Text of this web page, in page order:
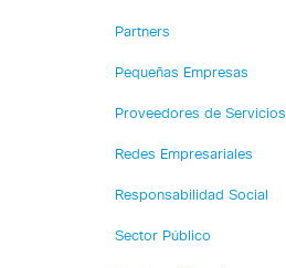
Partners
Pequeñas Empresas
Proveedores de Servicios
Redes Empresariales
Responsabilidad Social
Sector Público